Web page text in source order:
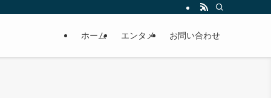
ホーム エンタメ お問い合わせ